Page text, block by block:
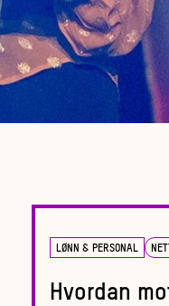
LØNN & PERSONAL
Hvordan